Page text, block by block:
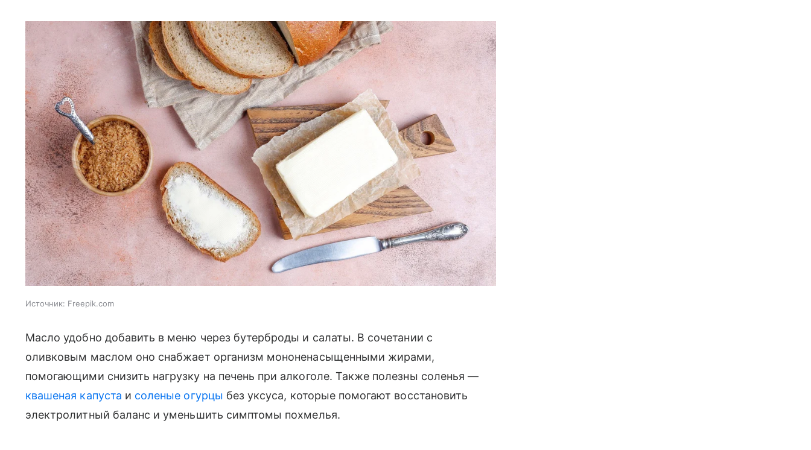
Источник: Freepik.com
Масло удобно добавить в меню через бутерброды и салаты. В сочетании с
оливковым маслом оно снабжает организм мононенасыщенными жирами,
помогающими снизить нагрузку на печень при алкоголе. Также полезны соленья —
квашеная капуста и соленые огурцы без уксуса, которые помогают восстановить
электролитный баланс и уменьшить симптомы похмелья.